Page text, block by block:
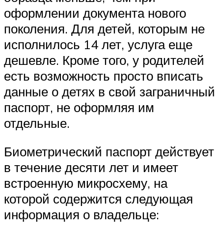
оформлении документа нового
поколения. Для детей, которым не
исполнилось 14 лет, услуга еще
дешевле. Кроме того, у родителей
есть возможность просто вписать
данные о детях в свой заграничный
паспорт, не оформляя им
отдельные.
Биометрический паспорт действует
в течение десяти лет и имеет
встроенную микросхему, на
которой содержится следующая
информация о владельце: